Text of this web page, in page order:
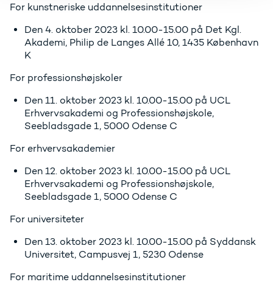
For kunstneriske uddannelsesinstitutioner
Den 4. oktober 2023 kl. 10.00-15.00 på Det Kgl.
Akademi, Philip de Langes Allé 10, 1435 København
K
For professionshøjskoler
Den 11. oktober 2023 kl. 10.00-15.00 på UCL
Erhvervsakademi og Professionshøjskole,
Seebladsgade 1, 5000 Odense C
For erhvervsakademier
Den 12. oktober 2023 kl. 10.00-15.00 på UCL
Erhvervsakademi og Professionshøjskole,
Seebladsgade 1, 5000 Odense C
For universiteter
Den 13. oktober 2023 kl. 10.00-15.00 på Syddansk
Universitet, Campusvej 1, 5230 Odense
For maritime uddannelsesinstitutioner